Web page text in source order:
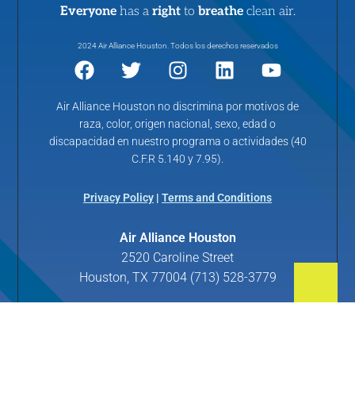
Everyone has a right to breathe clean air.
2024 Air Alliance Houston. Todos los derechos reservados
Air Alliance Houston no discrimina por motivos de
raza, color, origen nacional, sexo, edad o
discapacidad en nuestro programa o actividades (40
C.F.R 5.140 y 7.95).
Privacy Policy | Terms and Conditions
Air Alliance Houston
2520 Caroline Street
Houston, TX 77004 (713) 528-3779